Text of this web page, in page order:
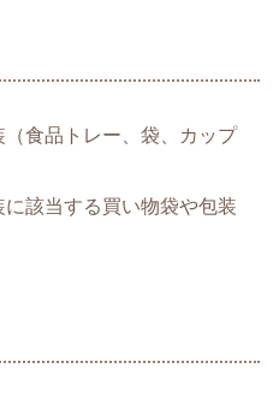
食品トレー、袋、カップ
該当する買い物袋や包装